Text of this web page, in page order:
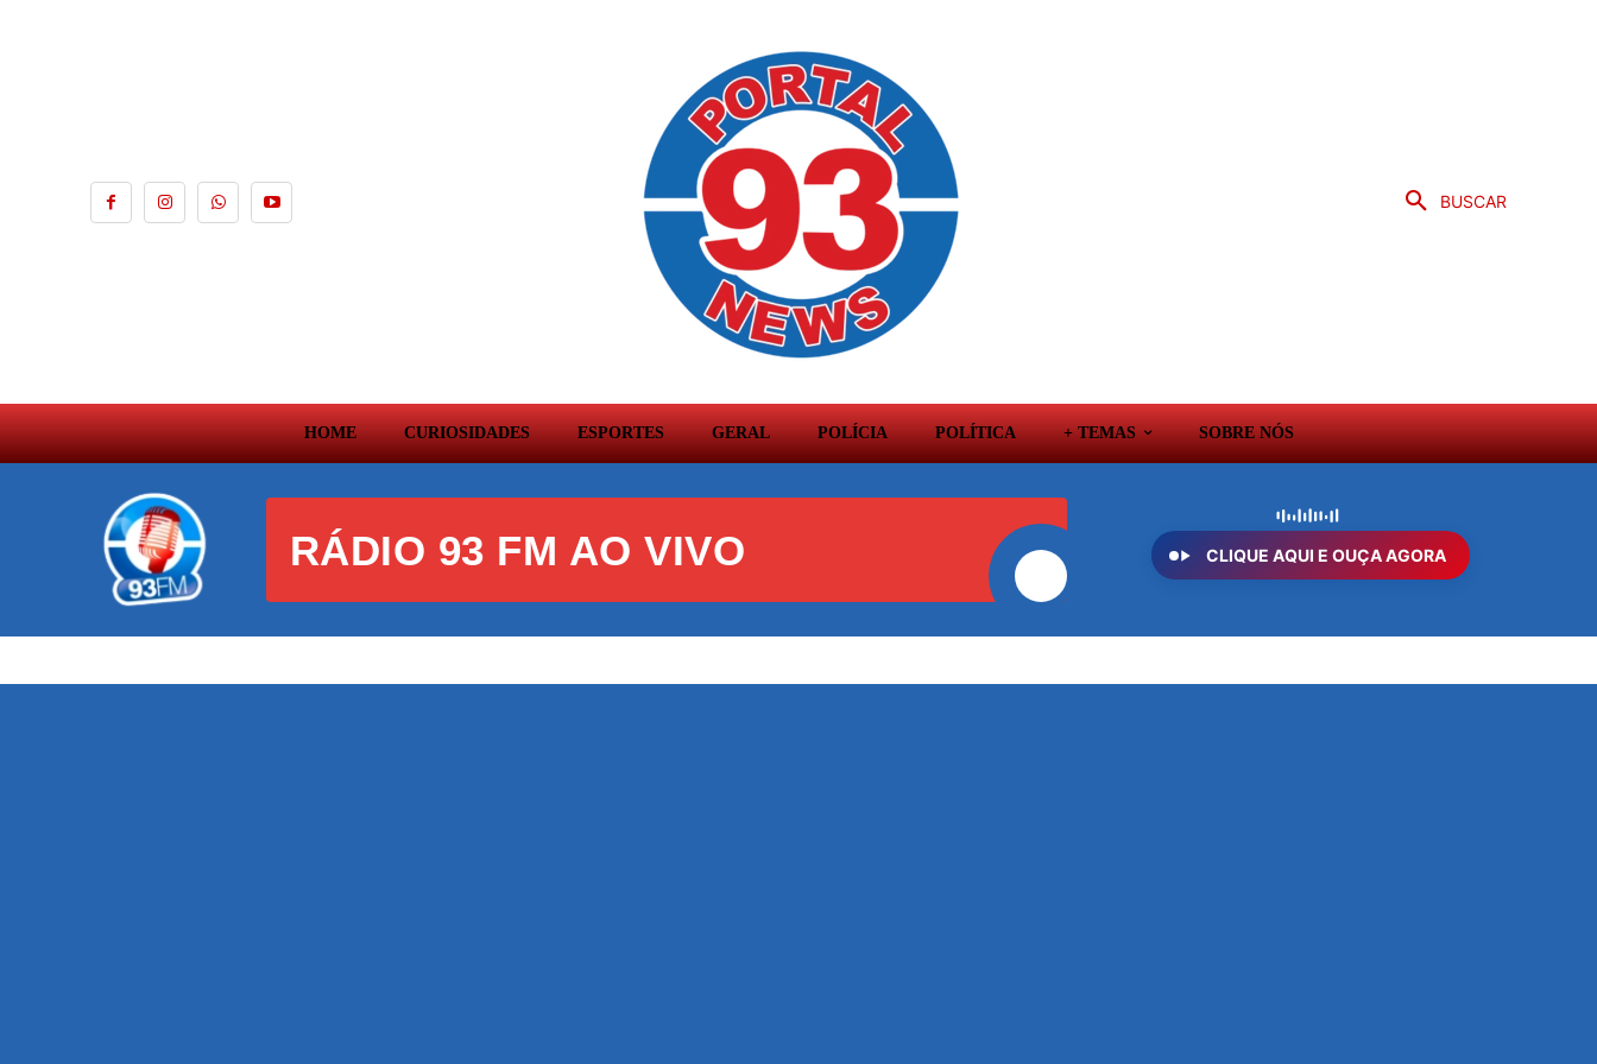
BUSCAR
HOME CURIOSIDADES ESPORTES GERAL POLÍCIA POLÍTICA + TEMAS SOBRE NÓS
RÁDIO 93 FM AO VIVO CLIQUE AQUI E OUÇA AGORA